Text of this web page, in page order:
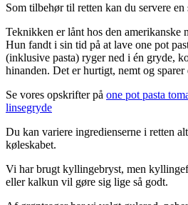
Som tilbehør til retten kan du servere en
Teknikken er lånt hos den amerikanske
Hun fandt i sin tid på at lave one pot
(inklusive pasta) ryger ned i én gryde,
hinanden. Det er hurtigt, nemt og sparer
Se vores opskrifter på one pot pasta
linsegryde
Du kan variere ingredienserne i retten
køleskabet.
Vi har brugt kyllingebryst, men
eller kalkun vil gøre sig lige så godt.